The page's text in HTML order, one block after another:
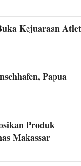
Kejuaraan
Papua
Produk
Makassar